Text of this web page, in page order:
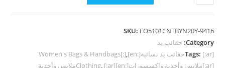
SKU: FO5101CNTBYN20Y-9416
Category: حقائب يد
Tags: [:ar]حقائب يد نسائية[:en]Women's Bags & Handbags[:]
,
[:ar]ملابس وأحذية وإكسسورات[:en]Clothing
,
[:ar]ملابس وأحذية